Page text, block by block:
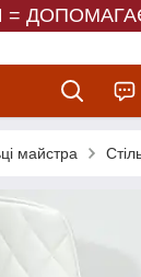
=
майстра